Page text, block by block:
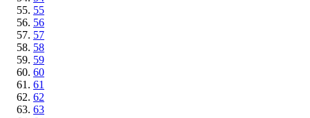
55
56
57
58
59
60
61
62
63